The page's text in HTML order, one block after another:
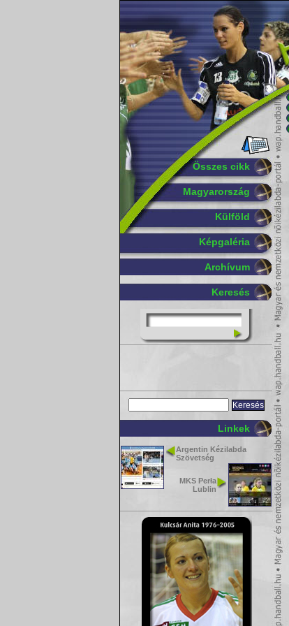
Összes cikk
Magyarország
Külföld
Képgaléria
Archívum
Keresés
Linkek
Argentin Kézilabda
Szövetség
MKS Perła
Lublin